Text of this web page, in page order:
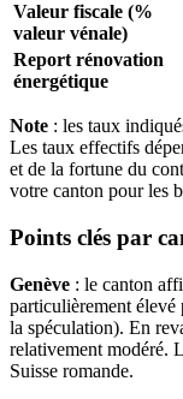
Valeur fiscale (%
valeur vénale)
Report rénovation
énergétique
Note : les taux
Les taux effectifs
et de la fortune du
votre canton pour les
Points clés par
Genève : le canton
particulièrement élevé
la spéculation). En
relativement modéré.
Suisse romande.